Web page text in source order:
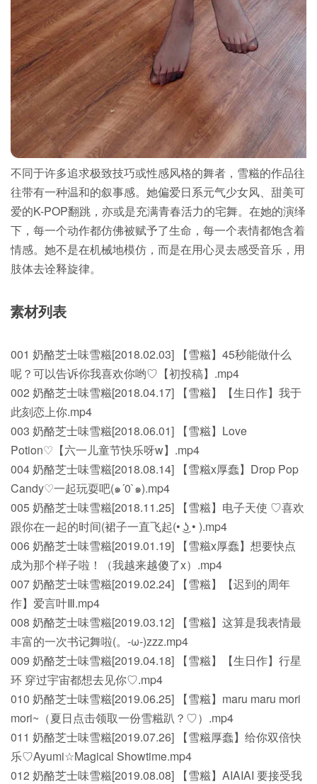
不同于许多追求极致技巧或性感风格的舞者，雪糍的作品往
往带有一种温和的叙事感。她偏爱日系元气少女风、甜美可
爱的K-POP翻跳，亦或是充满青春活力的宅舞。在她的演绎
下，每一个动作都仿佛被赋予了生命，每一个表情都饱含着
情感。她不是在机械地模仿，而是在用心灵去感受音乐，用
肢体去诠释旋律。
素材列表
001 奶酪芝士味雪糍[2018.02.03] 【雪糍】45秒能做什么
呢？可以告诉你我喜欢你哟♡【初投稿】.mp4
002 奶酪芝士味雪糍[2018.04.17] 【雪糍】【生日作】我于
此刻恋上你.mp4
003 奶酪芝士味雪糍[2018.06.01] 【雪糍】Love
Potion♡【六一儿童节快乐呀w】.mp4
004 奶酪芝士味雪糍[2018.08.14] 【雪糍x厚蠢】Drop Pop
Candy♡一起玩耍吧(๑´0`๑).mp4
005 奶酪芝士味雪糍[2018.11.25] 【雪糍】电子天使 ♡喜欢
跟你在一起的时间(裙子一直飞起(• ͜ʖ • ).mp4
006 奶酪芝士味雪糍[2019.01.19] 【雪糍x厚蠢】想要快点
成为那个样子啦！（我越来越傻了x）.mp4
007 奶酪芝士味雪糍[2019.02.24] 【雪糍】【迟到的周年
作】爱言叶Ⅲ.mp4
008 奶酪芝士味雪糍[2019.03.12] 【雪糍】这算是我表情最
丰富的一次书记舞啦(。-ω-)zzz.mp4
009 奶酪芝士味雪糍[2019.04.18] 【雪糍】【生日作】行星
环 穿过宇宙都想去见你♡.mp4
010 奶酪芝士味雪糍[2019.06.25] 【雪糍】maru maru mori
mori~（夏日点击领取一份雪糍趴？♡）.mp4
011 奶酪芝士味雪糍[2019.07.26] 【雪糍厚蠢】给你双倍快
乐♡Ayumi☆Magical Showtime.mp4
012 奶酪芝士味雪糍[2019.08.08] 【雪糍】AIAIAI 要接受我